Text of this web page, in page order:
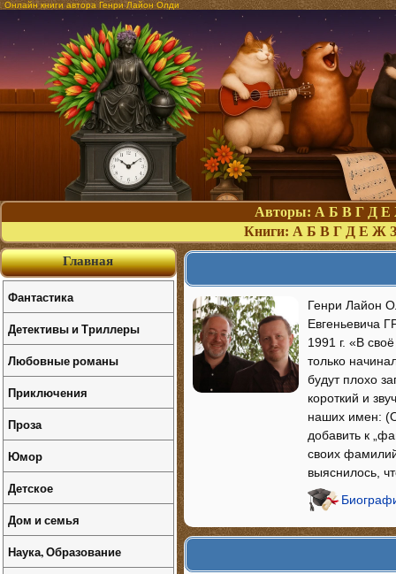
Онлайн книги автора Генри Лайон Олди
Авторы: А Б В Г Д Е
Книги: А Б В Г Д Е Ж З
Генри Лайон
Евгеньевича
1991 г. «В
только
будут плохо
короткий и
наших имен:
добавить к
своих
выяснилось,
Главная
Фантастика
Детективы и Триллеры
Любовные романы
Приключения
Проза
Юмор
Детское
Дом и семья
Наука, Образование